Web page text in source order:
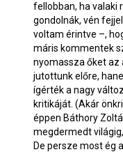
fellobban, ha valaki
gondolnák, vén
voltam érintve –,
máris kommentek
nyomassza őket az
jutottunk előre,
ígérték a nagy
kritikáját. (Akár
éppen Báthory
megdermedt
De persze most ég